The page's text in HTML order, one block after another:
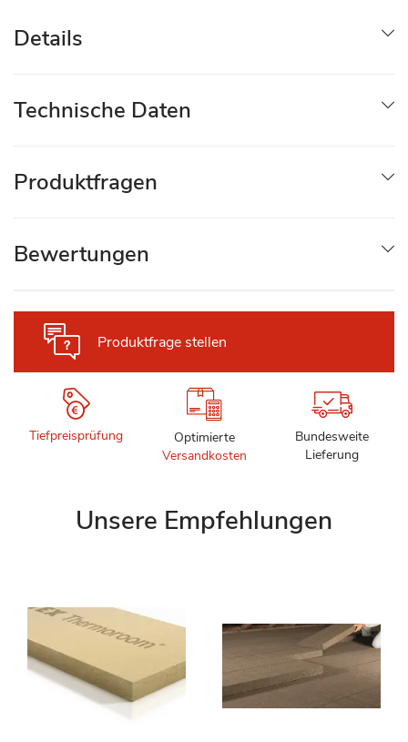
Produktfrage stellen
Tiefpreisprüfung
Optimierte
Versandkosten
Bundesweite
Lieferung
Details
Technische Daten
Produktfragen
Bewertungen
Unsere Empfehlungen